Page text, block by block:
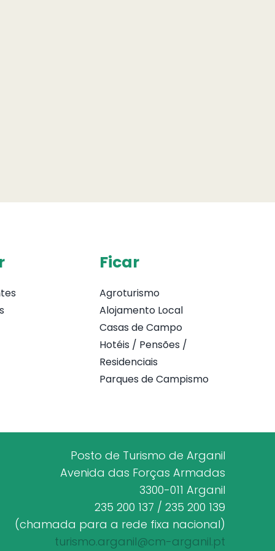
Ficar
Agroturismo
Alojamento Local
Casas de Campo
Hotéis / Pensões /
Residenciais
Parques de Campismo
Posto de Turismo de Arganil
Avenida das Forças Armadas
3300-011 Arganil
235 200 137 / 235 200 139
(chamada para a rede fixa nacional)
turismo.arganil@cm-arganil.pt